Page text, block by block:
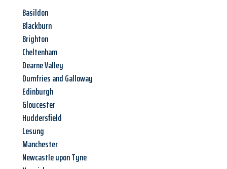
Basildon
Blackburn
Brighton
Cheltenham
Dearne Valley
Dumfries and Galloway
Edinburgh
Gloucester
Huddersfield
Lesung
Manchester
Newcastle upon Tyne